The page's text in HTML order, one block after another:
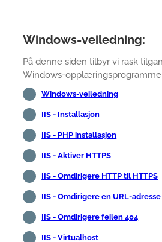
Windows-veiledning:
På denne siden tilbyr vi rask
Windows-
Windows-veiledning
IIS - Installasjon
IIS - PHP installasjon
IIS - Aktiver HTTPS
IIS - Omdirigere HTTP til HTTPS
IIS - Omdirigere en URL-adresse
IIS - Omdirigere feilen 404
IIS - Virtualhost